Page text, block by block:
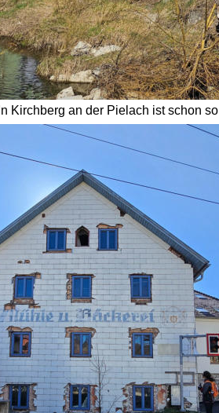
In Kirchberg an der Pielach ist schon